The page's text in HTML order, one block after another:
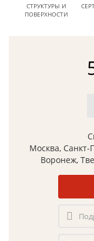
СТРУКТУРЫ И
ПОВЕРХНОСТИ
Москва, Санкт-
Воронеж,